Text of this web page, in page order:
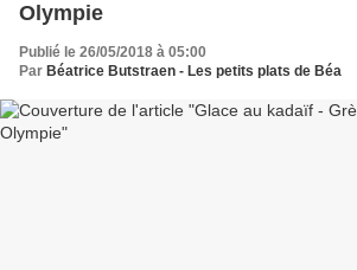
Olympie
Publié le 26/05/2018 à 05:00
Par Béatrice Butstraen - Les petits plats de Béa